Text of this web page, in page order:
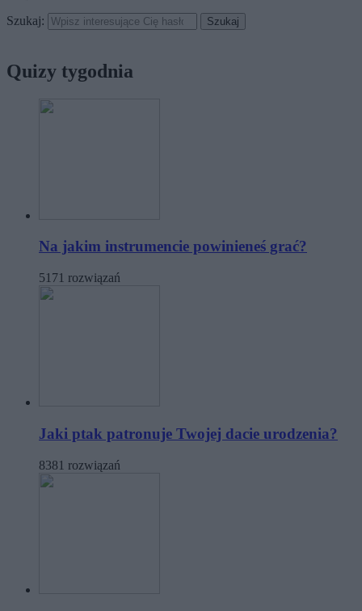
Szukaj:
Quizy tygodnia
Na jakim instrumencie powinieneś grać?
5171 rozwiązań
Jaki ptak patronuje Twojej dacie urodzenia?
8381 rozwiązań